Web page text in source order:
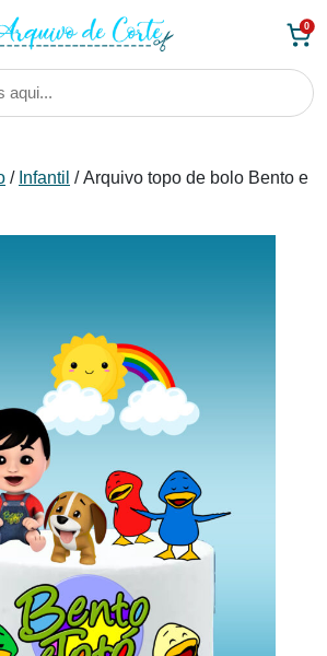
0
/ Infantil / Arquivo topo de bolo Bento e